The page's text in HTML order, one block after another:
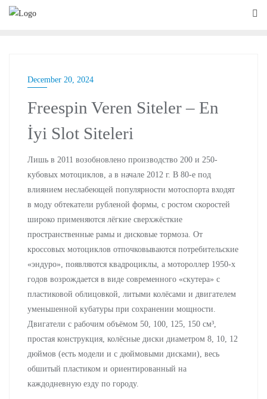
December 20, 2024
Freespin Veren Siteler – En
İyi Slot Siteleri
Лишь в 2011 возобновлено производство 200 и 250-
кубовых мотоциклов, а в начале 2012 г. В 80-е под
влиянием неслабеющей популярности мотоспорта входят
в моду обтекатели рубленой формы, с ростом скоростей
широко применяются лёгкие сверхжёсткие
пространственные рамы и дисковые тормоза. От
кроссовых мотоциклов отпочковываются потребительские
«эндуро», появляются квадроциклы, а мотороллер 1950-х
годов возрождается в виде современного «скутера» с
пластиковой облицовкой, литыми колёсами и двигателем
уменьшенной кубатуры при сохранении мощности.
Двигатели с рабочим объёмом 50, 100, 125, 150 см³,
простая конструкция, колёсные диски диаметром 8, 10, 12
дюймов (есть модели и с дюймовыми дисками), весь
обшитый пластиком и ориентированный на
каждодневную езду по городу.